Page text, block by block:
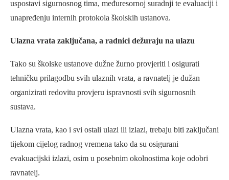
uspostavi sigurnosnog tima, međuresornoj suradnji te evaluaciji i
unapređenju internih protokola školskih ustanova.
Ulazna vrata zaključana, a radnici dežuraju na ulazu
Tako su školske ustanove dužne žurno provjeriti i osigurati
tehničku prilagodbu svih ulaznih vrata, a ravnatelj je dužan
organizirati redovitu provjeru ispravnosti svih sigurnosnih
sustava.
Ulazna vrata, kao i svi ostali ulazi ili izlazi, trebaju biti zaključani
tijekom cijelog radnog vremena tako da su osigurani
evakuacijski izlazi, osim u posebnim okolnostima koje odobri
ravnatelj.